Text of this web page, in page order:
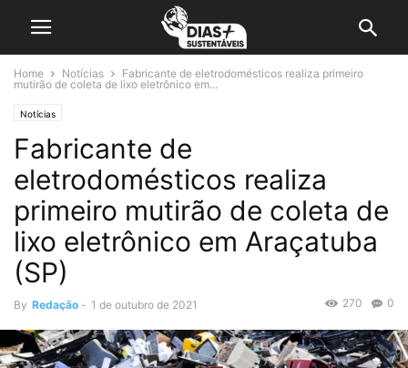
Home Notícias
Fabricante de eletrodomésticos realiza primeiro
mutirão de coleta de lixo eletrônico em...
Notícias
Fabricante de
eletrodomésticos realiza
primeiro mutirão de coleta de
lixo eletrônico em Araçatuba
(SP)
By Redação - 1 de outubro de 2021 0
270